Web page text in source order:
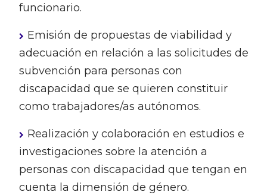
funcionario.
Emisión de propuestas de viabilidad y
adecuación en relación a las solicitudes de
subvención para personas con
discapacidad que se quieren constituir
como trabajadores/as autónomos.
Realización y colaboración en estudios e
investigaciones sobre la atención a
personas con discapacidad que tengan en
cuenta la dimensión de género.